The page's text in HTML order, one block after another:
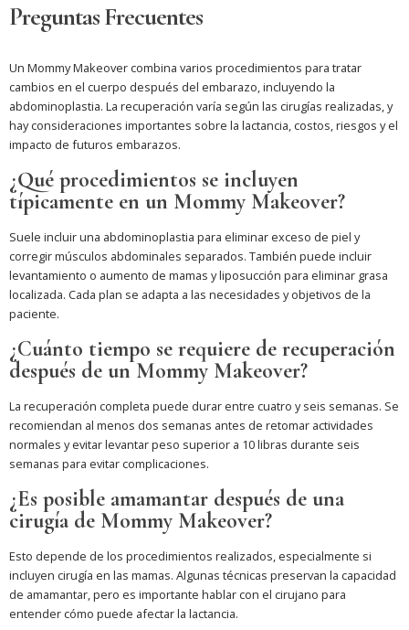
Preguntas Frecuentes
Un Mommy Makeover combina varios procedimientos para tratar
cambios en el cuerpo después del embarazo, incluyendo la
abdominoplastia. La recuperación varía según las cirugías realizadas, y
hay consideraciones importantes sobre la lactancia, costos, riesgos y el
impacto de futuros embarazos.
¿Qué procedimientos se incluyen
típicamente en un Mommy Makeover?
Suele incluir una abdominoplastia para eliminar exceso de piel y
corregir músculos abdominales separados. También puede incluir
levantamiento o aumento de mamas y liposucción para eliminar grasa
localizada. Cada plan se adapta a las necesidades y objetivos de la
paciente.
¿Cuánto tiempo se requiere de recuperación
después de un Mommy Makeover?
La recuperación completa puede durar entre cuatro y seis semanas. Se
recomiendan al menos dos semanas antes de retomar actividades
normales y evitar levantar peso superior a 10 libras durante seis
semanas para evitar complicaciones.
¿Es posible amamantar después de una
cirugía de Mommy Makeover?
Esto depende de los procedimientos realizados, especialmente si
incluyen cirugía en las mamas. Algunas técnicas preservan la capacidad
de amamantar, pero es importante hablar con el cirujano para
entender cómo puede afectar la lactancia.